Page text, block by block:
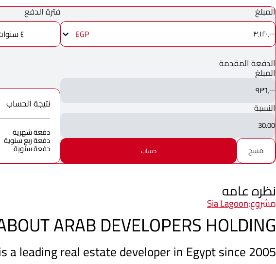
المبلغ
٣٬١٢٠٬٠٠٠ EGP
فترة الدفع
٤ سنوات
الدفعة المقدمة
المبلغ
٩٣٦٬٠٠٠
النسبة
30.00
مسح
حساب
نتيجة الحساب
دفعة شهرية
دفعة ربع سنوية
دفعة سنوية
نظره عامه
مشروع:Sia Lagoon
ARAB DEVELOPERS HOLDING
a leading real estate developer in Egypt since 2005